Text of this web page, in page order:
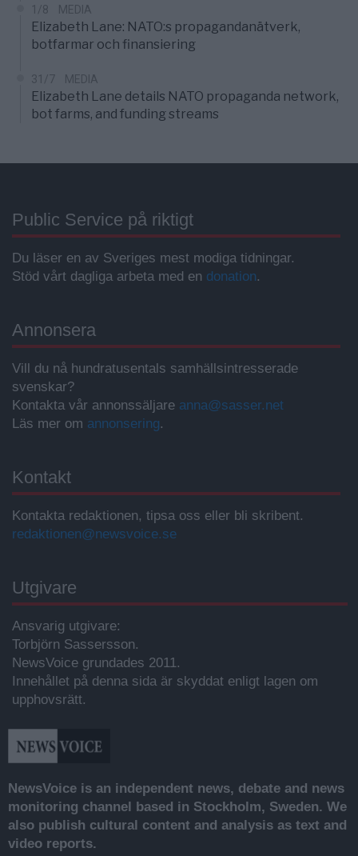
1/8 MEDIA
Elizabeth Lane: NATO:s propagandanätverk,
botfarmar och finansiering
31/7 MEDIA
Elizabeth Lane details NATO propaganda network,
bot farms, and funding streams
Public Service på riktigt
Du läser en av Sveriges mest modiga tidningar.
Stöd vårt dagliga arbeta med en donation.
Annonsera
Vill du nå hundratusentals samhällsintresserade
svenskar?
Kontakta vår annonssäljare anna@sasser.net
Läs mer om annonsering.
Kontakt
Kontakta redaktionen, tipsa oss eller bli skribent.
redaktionen@newsvoice.se
Utgivare
Ansvarig utgivare:
Torbjörn Sassersson.
NewsVoice grundades 2011.
Innehållet på denna sida är skyddat enligt lagen om
upphovsrätt.
NewsVoice is an independent news, debate and news
monitoring channel based in Stockholm, Sweden. We
also publish cultural content and analysis as text and
video reports.